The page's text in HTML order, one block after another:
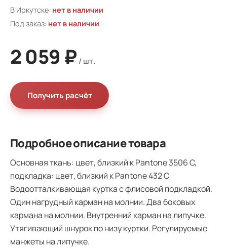
В Иркутске: нет в наличии
Под заказ: нет в наличии
2 059 ₽
Получить расчёт
Подробное описание товара
Основная ткань: цвет, близкий к Pantone 3506 C,
подкладка: цвет, близкий к Pantone 432 C
Водоотталкивающая куртка с флисовой подкладкой.
Один нагрудный карман на молнии. Два боковых
кармана на молнии. Внутренний карман на липучке.
Утягивающий шнурок по низу куртки. Регулируемые
манжеты на липучке.